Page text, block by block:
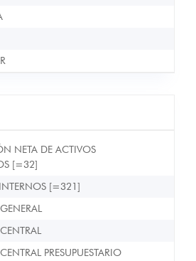
NETA DE ACTIVOS
[=32]
[=321]
PRESUPUESTARIO